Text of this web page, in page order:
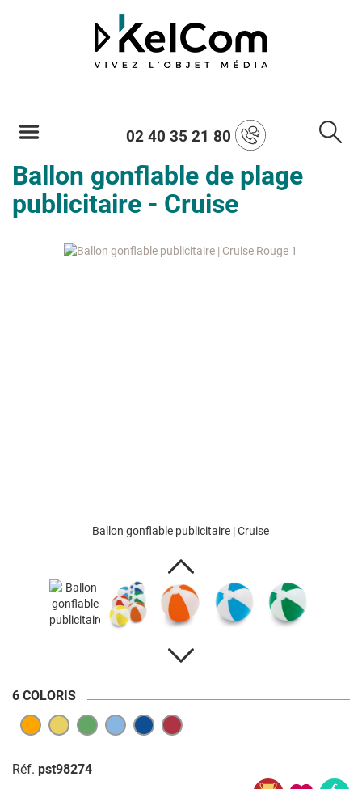
02 40 35 21 80
Ballon gonflable de plage
publicitaire - Cruise
Ballon gonflable publicitaire | Cruise
6 COLORIS
Réf. pst98274